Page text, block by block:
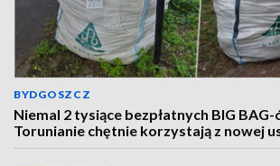
BYDGOSZCZ
Niemal 2 tysiące bezpłatnych BIG BAG-
Torunianie chętnie korzystają z nowej